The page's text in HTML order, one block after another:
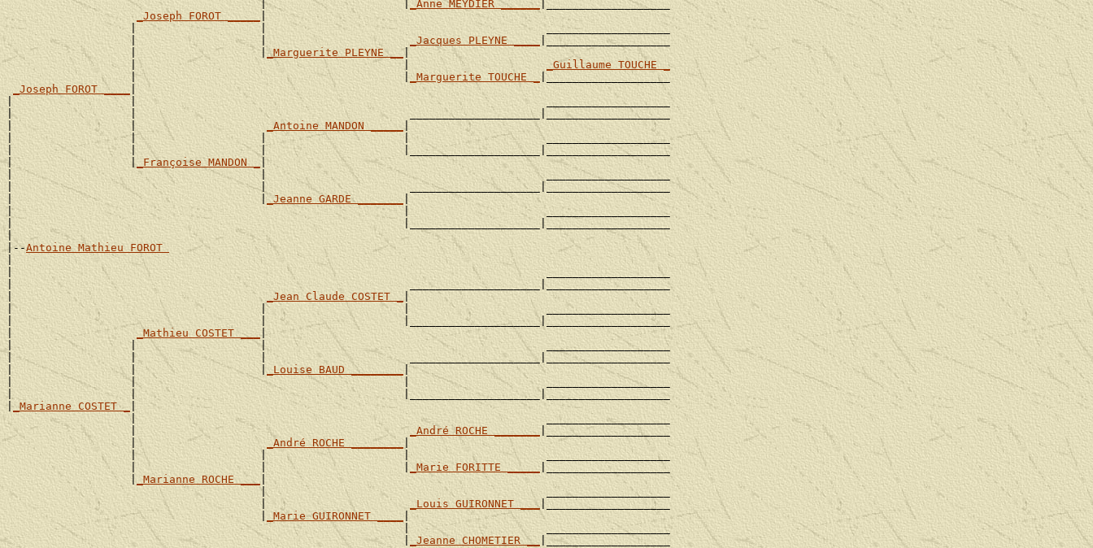
                                       |                     |
_Anne MEYDIER ______ |___________________
_Joseph FOROT _____
                   |                   |                                           ___________________
                   |                   |
_Jacques PLEYNE ____
|___________________
                   |                   |
_Marguerite PLEYNE __|
                   |                                         |
_Guillaume TOUCHE _
                   |                                         |
_Marguerite TOUCHE _ |___________________
_Joseph FOROT ____
|                  |                                                               ___________________
|                  |                                          ____________________|___________________
|                  | _Antoine MANDON _____ |
|                  |                   |                     |                     ___________________
|                  |                   |                     |____________________|___________________
|                  |
_Françoise MANDON _ |
|                                      |                                           ___________________
|                                      |                      ____________________|___________________
|                                      | _Jeanne GARDE _______
|                                                            |                     ___________________
|                                                            |____________________|___________________
|
|--Antoine Mathieu FOROT
|
|                                                                                  ___________________
|                                                             ____________________|___________________
| _Jean Claude COSTET _
|
|                                      |                     |                     ___________________
|                                      |                     |____________________|___________________
|
_Mathieu COSTET ___ |
|                  |                   |                                           ___________________
|                  |                   |                      ____________________|___________________
|                  |                   | _Louise BAUD ________ |
|                  |                                         |                     ___________________
|                  |                                         |____________________|___________________
|_Marianne COSTET _
                   |                                                               ___________________
                   |
_André ROCHE _______ |___________________
                   |
_André ROCHE ________|
                   |                   |                     |                     ___________________
                   |                   |                     |
_Marie FORITTE _____ |___________________
                   |
_Marianne ROCHE ___
                                       |                                           ___________________
                                       |
_Louis GUIRONNET ___|___________________
                                       |
_Marie GUIRONNET ____
                                                             |                     ___________________
                                                             |
_Jeanne CHOMETIER __